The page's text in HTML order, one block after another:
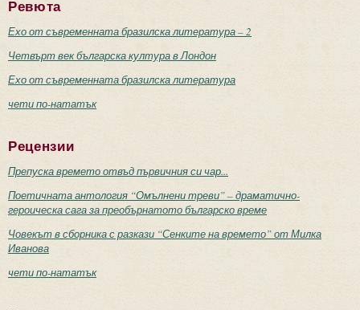
Ревюта
Ехо от съвременната бразилска литература – 2
Четвърт век българска култура в Лондон
Ехо от съвременната бразилска литература
чети по-нататък
Рецензии
Препуска времето отвъд първичния си чар...
Поетичната антология “Омълнени треви” – драматично-
героическа сага за преобърнатото българско време
Човекът в сборника с разкази “Сенките на времето” от Милка
Иванова
чети по-нататък